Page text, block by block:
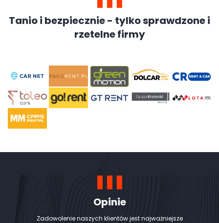
Tanio i bezpiecznie - tylko sprawdzone i
rzetelne firmy
Opinie
Zadowolenie naszych klientów jest najważniejsze